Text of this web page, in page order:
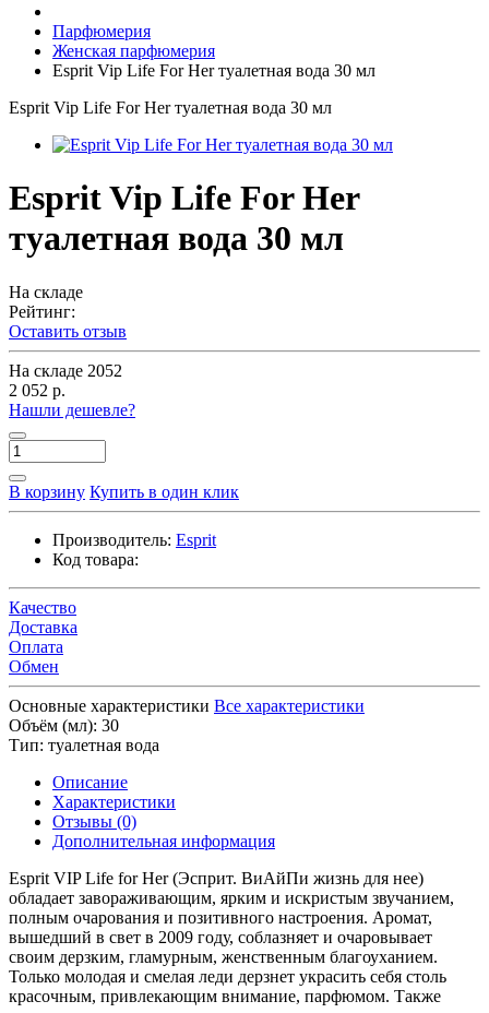
Парфюмерия
Женская парфюмерия
Esprit Vip Life For Her туалетная вода 30 мл
Esprit Vip Life For Her туалетная вода 30 мл
Esprit Vip Life For Her
туалетная вода 30 мл
На складе
Рейтинг:
Оставить отзыв
На складе 2052
2 052 р.
Нашли дешевле?
В корзину Купить в один клик
Производитель: Esprit
Код товара:
Качество
Доставка
Оплата
Обмен
Основные характеристики Все характеристики
Объём (мл): 30
Тип: туалетная вода
Описание
Характеристики
Отзывы (0)
Дополнительная информация
Esprit VIP Life for Her (Эсприт. ВиАйПи жизнь для нее)
обладает завораживающим, ярким и искристым звучанием,
полным очарования и позитивного настроения. Аромат,
вышедший в свет в 2009 году, соблазняет и очаровывает
своим дерзким, гламурным, женственным благоуханием.
Только молодая и смелая леди дерзнет украсить себя столь
красочным, привлекающим внимание, парфюмом. Также